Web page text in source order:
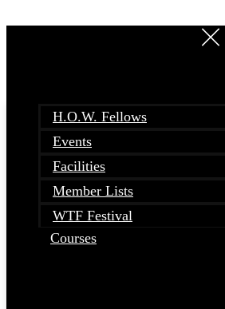
H.O.W. Fellows
Events
Facilities
Member Lists
WTF Festival
Courses